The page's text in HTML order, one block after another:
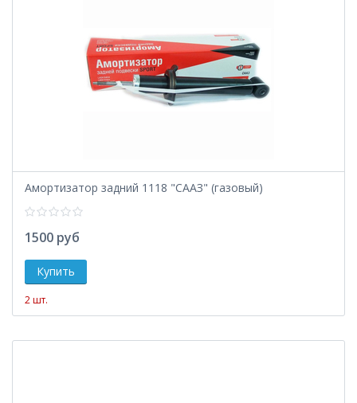
Амортизатор задний 1118 "СААЗ" (газовый)
1500 руб
2 шт.